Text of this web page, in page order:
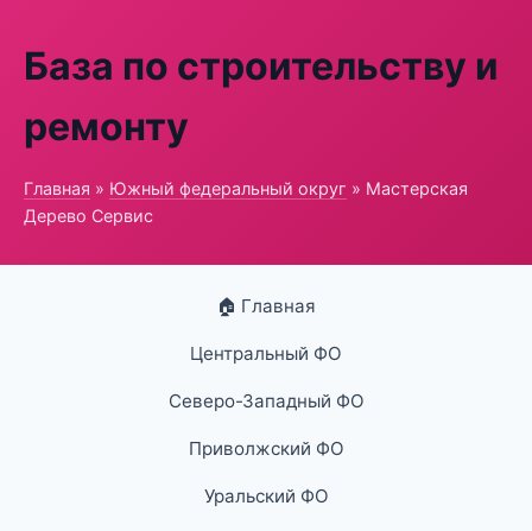
База по строительству и
ремонту
Главная » Южный федеральный округ » Мастерская
Дерево Сервис
🏠 Главная
Центральный ФО
Северо-Западный ФО
Приволжский ФО
Уральский ФО